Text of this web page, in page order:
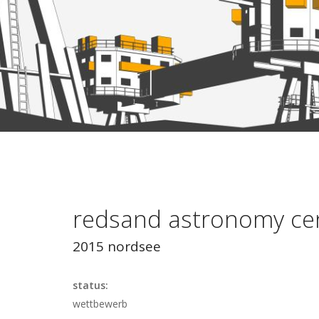
redsand astronomy
2015 nordsee
status:
wettbewerb